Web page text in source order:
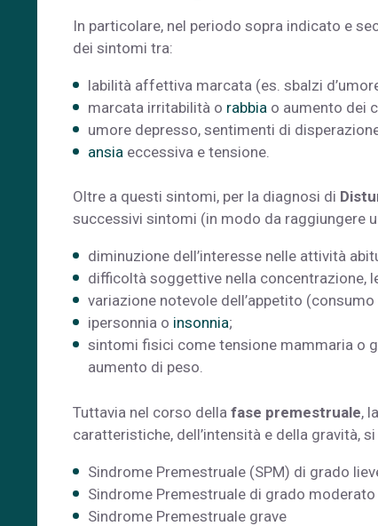
In particolare, nel periodo sopra indicato e
dei sintomi tra:
labilità affettiva marcata (es. sbalzi
marcata irritabilità o rabbia o aumento dei
umore depresso, sentimenti di
ansia eccessiva e tensione.
Oltre a questi sintomi, per la diagnosi di
successivi sintomi (in modo da raggiungere
diminuzione dell’interesse nelle attività
difficoltà soggettive nella concentrazione,
variazione notevole dell’appetito
ipersonnia o insonnia;
sintomi fisici come tensione mammaria o
aumento di peso.
Tuttavia nel corso della fase premestruale,
caratteristiche, dell’intensità e della gravità,
Sindrome Premestruale (SPM) di grado
Sindrome Premestruale di grado moderato
Sindrome Premestruale grave